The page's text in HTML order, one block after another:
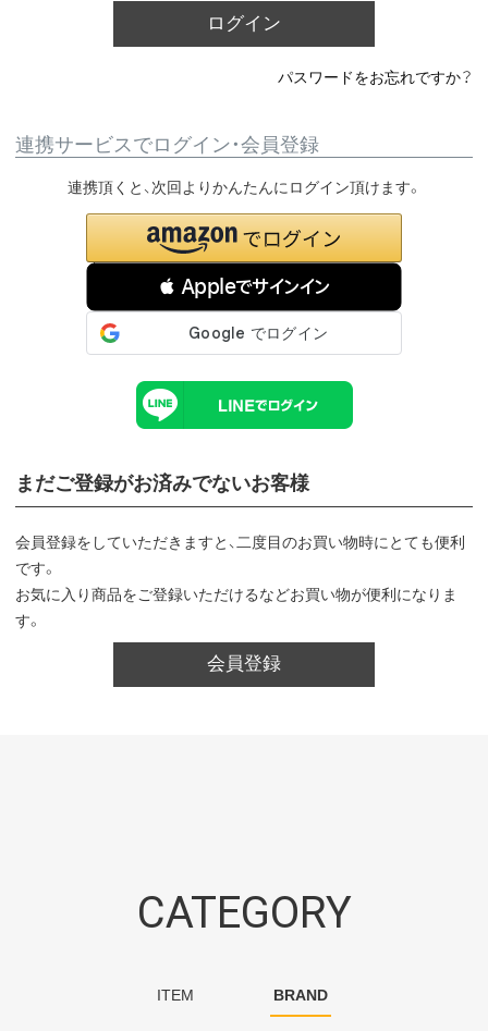
ログイン
パスワードをお忘れですか？
連携サービスでログイン・会員登録
 Appleでサインイン
連携頂くと、次回よりかんたんにログイン頂けます。
まだご登録がお済みでないお客様
会員登録をしていただきますと、二度目のお買い物時にとても便利
です。
お気に入り商品をご登録いただけるなどお買い物が便利になりま
す。
会員登録
CATEGORY
ITEM BRAND